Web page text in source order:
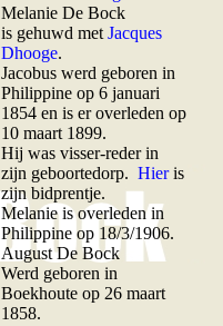
Melanie De Bock
is gehuwd met Jacques
Dhooge.
Jacobus werd geboren in
Philippine op 6 januari
1854 en is er overleden op
10 maart 1899.
Hij was visser-reder in
zijn geboortedorp. Hieris
zijn bidprentje.
Melanie is overleden in
Philippine op 18/3/1906.
August De Bock
Werd geboren in
Boekhoute op 26 maart
1858.